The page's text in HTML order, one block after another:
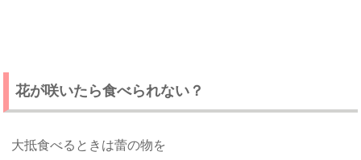
花が咲いたら食べられない？
大抵食べるときは蕾の物を